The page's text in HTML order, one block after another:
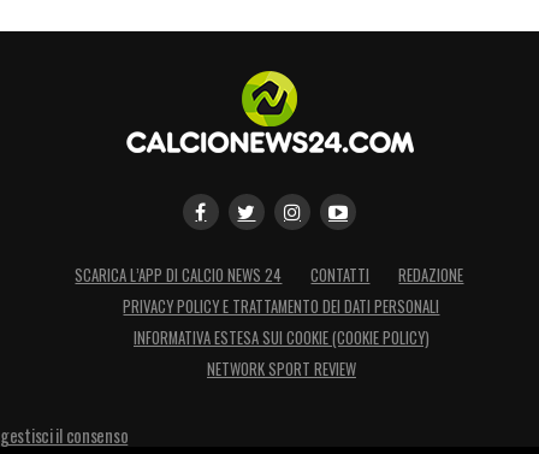
SCARICA L’APP DI CALCIO NEWS 24 CONTATTI
REDAZIONE
PRIVACY POLICY E TRATTAMENTO DEI DATI PERSONALI
INFORMATIVA ESTESA SUI COOKIE (COOKIE POLICY)
NETWORK SPORT REVIEW
gestisci il consenso